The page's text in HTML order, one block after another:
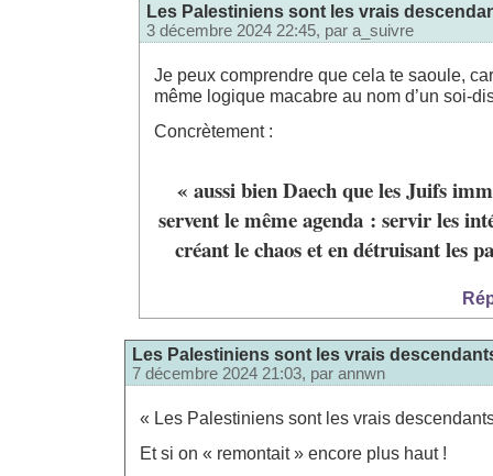
Les Palestiniens sont les vrais
3 décembre 2024 22:45, par a_suivre
Je peux comprendre que cela te saoule,
même logique macabre au nom d’un soi-
Concrètement :
« aussi bien Daech que les Juifs
servent le même agenda : servir les
créant le chaos et en détruisant les
Les Palestiniens sont les vrais
7 décembre 2024 21:03, par annwn
« Les Palestiniens sont les vrais
Et si on « remontait » encore plus haut !